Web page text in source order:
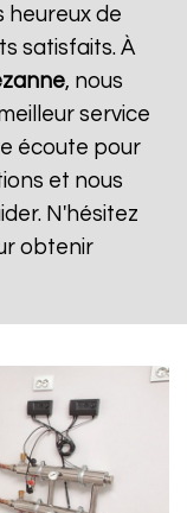
heureux de
satisfaits. À
, nous
service
écoute pour
et nous
N'hésitez
obtenir